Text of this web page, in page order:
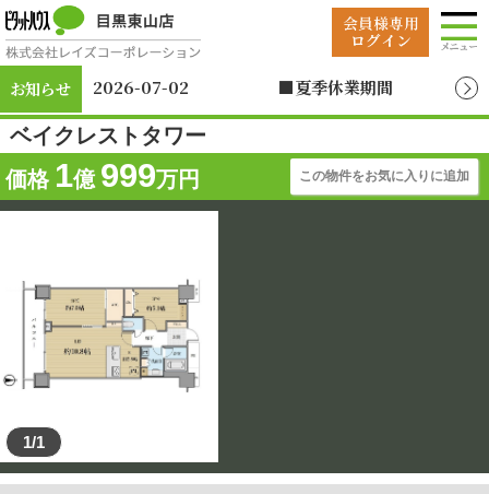
お知らせ 2026-07-02
■夏季休業期間
2026年8月12日（水）
（水）
ベイクレストタワー
価格 1億 999万円 この物件をお気に入りに追加
1/1